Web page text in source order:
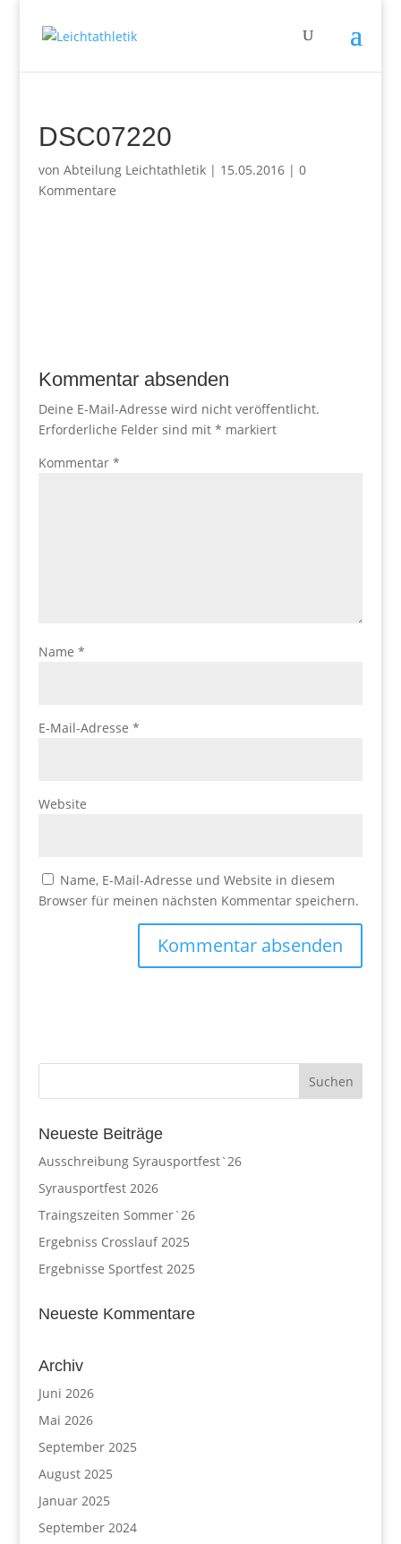
DSC07220
von Abteilung Leichtathletik| 15.05.2016| 0
Kommentare
Kommentar absenden
Deine E-Mail-Adresse wird nicht veröffentlicht.
Erforderliche Felder sind mit * markiert
Kommentar *
Name *
E-Mail-Adresse *
Website
Name, E-Mail-Adresse und Website in diesem
Browser für meinen nächsten Kommentar speichern.
Neueste Beiträge
Ausschreibung Syrausportfest`26
Syrausportfest 2026
Traingszeiten Sommer`26
Ergebniss Crosslauf 2025
Ergebnisse Sportfest 2025
Neueste Kommentare
Archiv
Juni 2026
Mai 2026
September 2025
August 2025
Januar 2025
September 2024